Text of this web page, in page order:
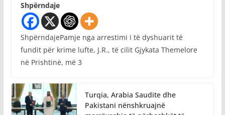
Shpërndaje
ShpërndajePamje nga arrestimi i të dyshuarit të
fundit për krime lufte, J.R., të cilit Gjykata Themelore
në Prishtinë, më 3
Turqia, Arabia Saudite dhe
Pakistani nënshkruajnë